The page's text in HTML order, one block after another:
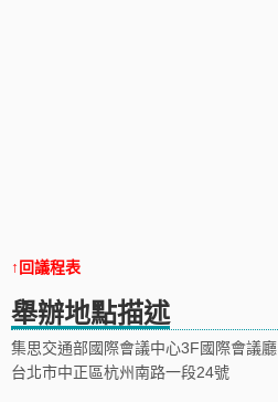
↑回議程表
舉辦地點描述
集思交通部國際會議中心3F國際會議廳
台北市中正區杭州南路一段24號